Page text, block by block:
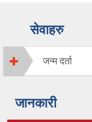
सेवाहरु
जन्म दर्ता
जानकारी